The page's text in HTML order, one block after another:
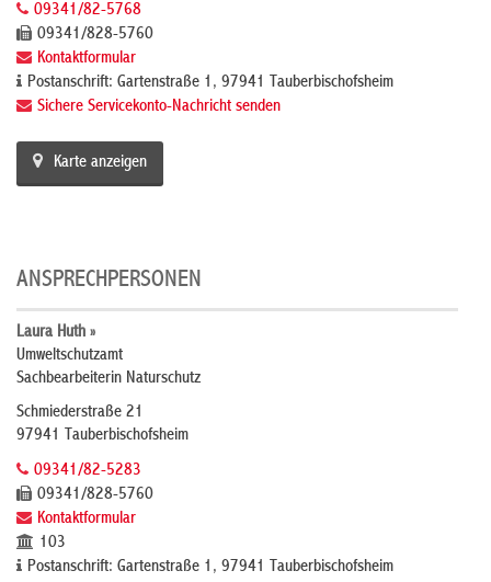
09341/82-5768
09341/828-5760
Kontaktformular
Postanschrift: Gartenstraße 1, 97941 Tauberbischofsheim
Sichere Servicekonto-Nachricht senden
Karte anzeigen
ANSPRECHPERSONEN
Laura Huth »
Umweltschutzamt
Sachbearbeiterin Naturschutz
Schmiederstraße 21
97941 Tauberbischofsheim
09341/82-5283
09341/828-5760
Kontaktformular
103
Postanschrift: Gartenstraße 1, 97941 Tauberbischofsheim